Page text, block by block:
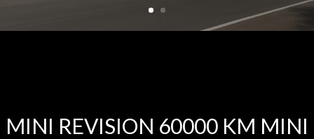
MINI REVISION 60000 KM MINI